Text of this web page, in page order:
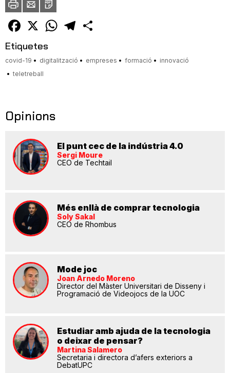
un
amic
Facebook
X WhatsAppTelegram
Etiquetes
covid-19 digitalització empreses formació
innovació
teletreball
Opinions
El punt cec de la indústria 4.0
Sergi Moure
CEO de Techtail
Més enllà de comprar tecnologia
Soly Sakal
CEO de Rhombus
Mode joc
Joan Arnedo Moreno
Director del Màster Universitari de Disseny i
Programació de Videojocs de la UOC
Estudiar amb ajuda de la tecnologia
o deixar de pensar?
Martina Salamero
Secretaria i directora d’afers exteriors a
DebatUPC